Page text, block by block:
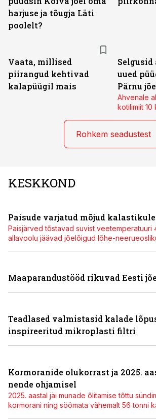
harjuse ja tõugja Läti
poolelt?
Vaata, millised
piirangud kehtivad
kalapüügil mais
Selgusid
uued
Pärnu
Ahvenale
kotilimiit 10
Rohkem seadustest
KESKKOND
Paisude varjatud mõjud kalastikule
Paisjärved tõstavad suvist veetemperatuuri
allavoolu jäävad jõelõigud lõhe-
Maaparandustööd rikuvad Eesti
Teadlased valmistasid kalade
inspireeritud mikroplasti filtri
Kormoranide olukorrast ja 2025.
nende ohjamisel
2025. aastal jäi munade õlitamise tõttu
kormorani ning söömata vähemalt 56 tonni